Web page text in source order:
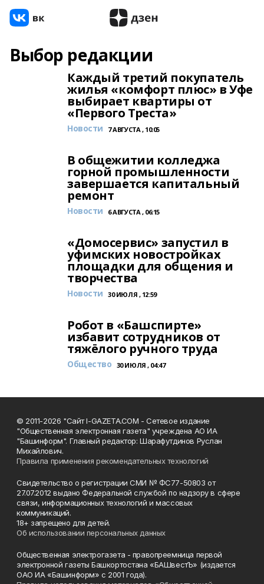
Выбор редакции
Каждый третий покупатель
жилья «комфорт плюс» в Уфе
выбирает квартиры от
«Первого Треста»
Новости 7 АВГУСТА , 10:05
В общежитии колледжа
горной промышленности
завершается капитальный
ремонт
Новости 6 АВГУСТА , 06:15
«Домосервис» запустил в
уфимских новостройках
площадки для общения и
творчества
Новости 30 ИЮЛЯ , 12:59
Робот в «Башспирте»
избавит сотрудников от
тяжёлого ручного труда
Общество 30 ИЮЛЯ , 04:47
© 2011-2026 "Сайт I-GAZETA.COM - Сетевое издание
"Общественная электронная газета" учреждена АО ИА
"Башинформ". Главный редактор: Шарафутдинов Руслан
Михайлович.
Правила применения рекомендательных технологий
Свидетельство о регистрации СМИ № ФС77-50803 от
27.07.2012 выдано Федеральной службой по надзору в сфере
связи, информационных технологий и массовых
коммуникаций.
18+ запрещено для детей.
Об использовании персональных данных
Общественная электрогазета - правопреемница первой
электронной газеты Башкортостана «БАШвестЪ» (издается
ОАО ИА «Башинформ» с 2001 года).